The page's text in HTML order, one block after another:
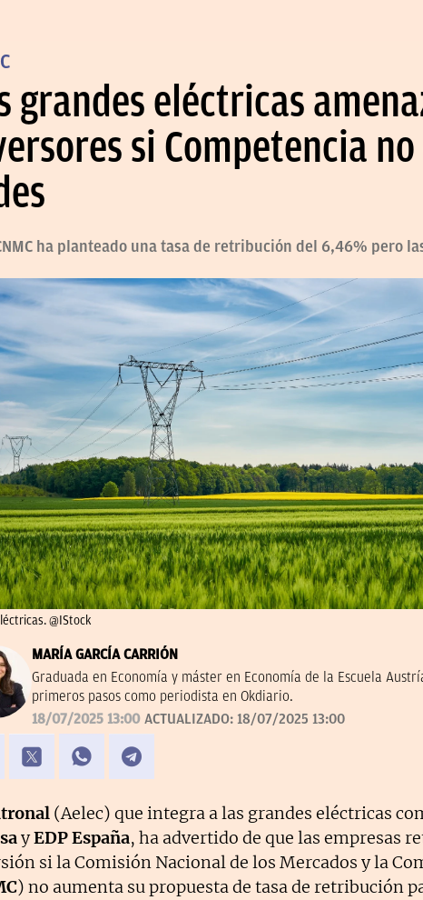
grandes eléctricas
si Competencia
ha planteado una tasa de retribución del 6,46% pero
@IStock
MARÍA GARCÍA CARRIÓN
Graduada en Economía y máster en Economía de la Escuela
primeros pasos como periodista en Okdiario.
18/07/2025 13:00 ACTUALIZADO: 18/07/2025 13:00
(Aelec) que integra a las grandes eléctricas
yEDPEspaña, ha advertido de que las empresas
si la Comisión Nacional de los Mercados y la
) no aumenta su propuesta de tasa de retribución